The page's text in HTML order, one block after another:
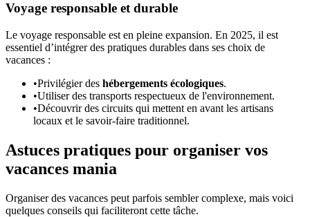
Voyage responsable et durable
Le voyage responsable est en pleine expansion. En 2025, il est
essentiel d’intégrer des pratiques durables dans ses choix de
vacances :
•Privilégier des hébergements écologiques.
•Utiliser des transports respectueux de l'environnement.
•Découvrir des circuits qui mettent en avant les artisans
locaux et le savoir-faire traditionnel.
Astuces pratiques pour organiser vos
vacances mania
Organiser des vacances peut parfois sembler complexe, mais voici
quelques conseils qui faciliteront cette tâche.